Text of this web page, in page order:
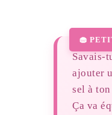
Savais-
ajouter
sel à
Ça va